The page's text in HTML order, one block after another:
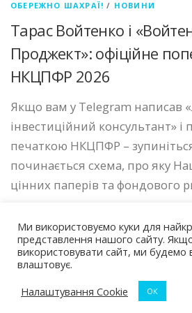
ОБЕРЕЖНО ШАХРАЇ! / НОВИНИ
Тарас Войтенко і
Проджект»: офіційне
НКЦПФР 2026
Якщо вам у Telegram написав
інвестиційний консультант» і
печаткою НКЦПФР –
починається схема, про яку
цінних паперів та фондового
Авторские права © 2026 Чарджбек
от FameThemes
Ми використовуємо куки для
представлення нашого сайту.
використовувати сайт, ми
влаштовує.
Налаштування Cookie
ОК